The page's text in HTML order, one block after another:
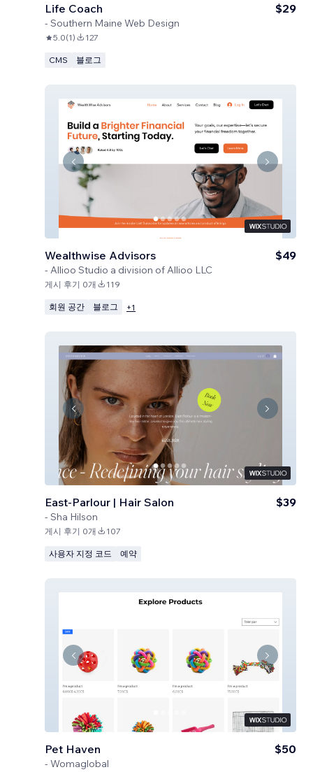
Life Coach
- Southern Maine Web Design
$29
5.0(1) 127
CMS 블로그
Wealthwise Advisors
- Allioo Studio a division of Allioo LLC
$49
게시 후기 0개 119
회원 공간 블로그 +1
East-Parlour | Hair Salon
- Sha Hilson
$39
게시 후기 0개 107
사용자 지정 코드 예약
Pet Haven
- Womaglobal
$50